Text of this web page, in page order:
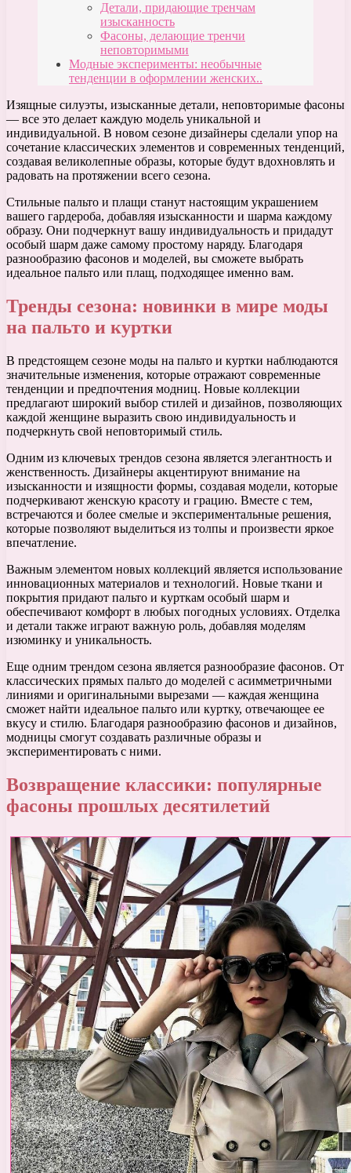
Детали, придающие тренчам
изысканность
Фасоны, делающие тренчи
неповторимыми
Модные эксперименты: необычные
тенденции в оформлении женских..
Изящные силуэты, изысканные детали, неповторимые фасоны
— все это делает каждую модель уникальной и
индивидуальной. В новом сезоне дизайнеры сделали упор на
сочетание классических элементов и современных тенденций,
создавая великолепные образы, которые будут вдохновлять и
радовать на протяжении всего сезона.
Стильные пальто и плащи станут настоящим украшением
вашего гардероба, добавляя изысканности и шарма каждому
образу. Они подчеркнут вашу индивидуальность и придадут
особый шарм даже самому простому наряду. Благодаря
разнообразию фасонов и моделей, вы сможете выбрать
идеальное пальто или плащ, подходящее именно вам.
Тренды сезона: новинки в мире моды
на пальто и куртки
В предстоящем сезоне моды на пальто и куртки наблюдаются
значительные изменения, которые отражают современные
тенденции и предпочтения модниц. Новые коллекции
предлагают широкий выбор стилей и дизайнов, позволяющих
каждой женщине выразить свою индивидуальность и
подчеркнуть свой неповторимый стиль.
Одним из ключевых трендов сезона является элегантность и
женственность. Дизайнеры акцентируют внимание на
изысканности и изящности формы, создавая модели, которые
подчеркивают женскую красоту и грацию. Вместе с тем,
встречаются и более смелые и экспериментальные решения,
которые позволяют выделиться из толпы и произвести яркое
впечатление.
Важным элементом новых коллекций является использование
инновационных материалов и технологий. Новые ткани и
покрытия придают пальто и курткам особый шарм и
обеспечивают комфорт в любых погодных условиях. Отделка
и детали также играют важную роль, добавляя моделям
изюминку и уникальность.
Еще одним трендом сезона является разнообразие фасонов. От
классических прямых пальто до моделей с асимметричными
линиями и оригинальными вырезами — каждая женщина
сможет найти идеальное пальто или куртку, отвечающее ее
вкусу и стилю. Благодаря разнообразию фасонов и дизайнов,
модницы смогут создавать различные образы и
экспериментировать с ними.
Возвращение классики: популярные
фасоны прошлых десятилетий